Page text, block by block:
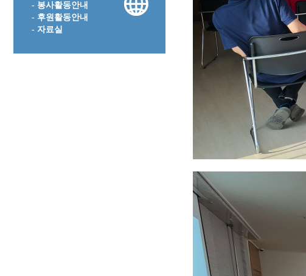
- 봉사활동안내
- 후원활동안내
- 자료실